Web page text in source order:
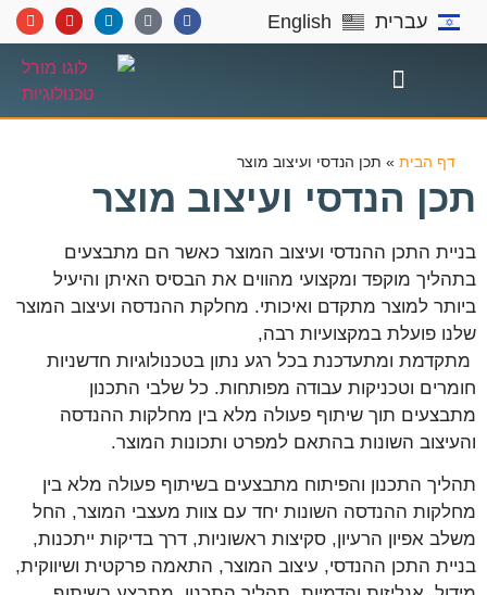
עברית English
דף הבית » תכן הנדסי ועיצוב מוצר
תכן הנדסי ועיצוב מוצר
בניית התכן ההנדסי ועיצוב המוצר כאשר הם מתבצעים
בתהליך מוקפד ומקצועי מהווים את הבסיס האיתן והיעיל
ביותר למוצר מתקדם ואיכותי. מחלקת ההנדסה ועיצוב המוצר
שלנו פועלת במקצועיות רבה,
מתקדמת ומתעדכנת בכל רגע נתון בטכנולוגיות חדשניות
חומרים וטכניקות עבודה מפותחות. כל שלבי התכנון
מתבצעים תוך שיתוף פעולה מלא בין מחלקות ההנדסה
והעיצוב השונות בהתאם למפרט ותכונות המוצר.
תהליך התכנון והפיתוח מתבצעים בשיתוף פעולה מלא בין
מחלקות ההנדסה השונות יחד עם צוות מעצבי המוצר, החל
משלב אפיון הרעיון, סקיצות ראשוניות, דרך בדיקות ייתכנות,
בניית התכן ההנדסי, עיצוב המוצר, התאמה פרקטית ושיווקית,